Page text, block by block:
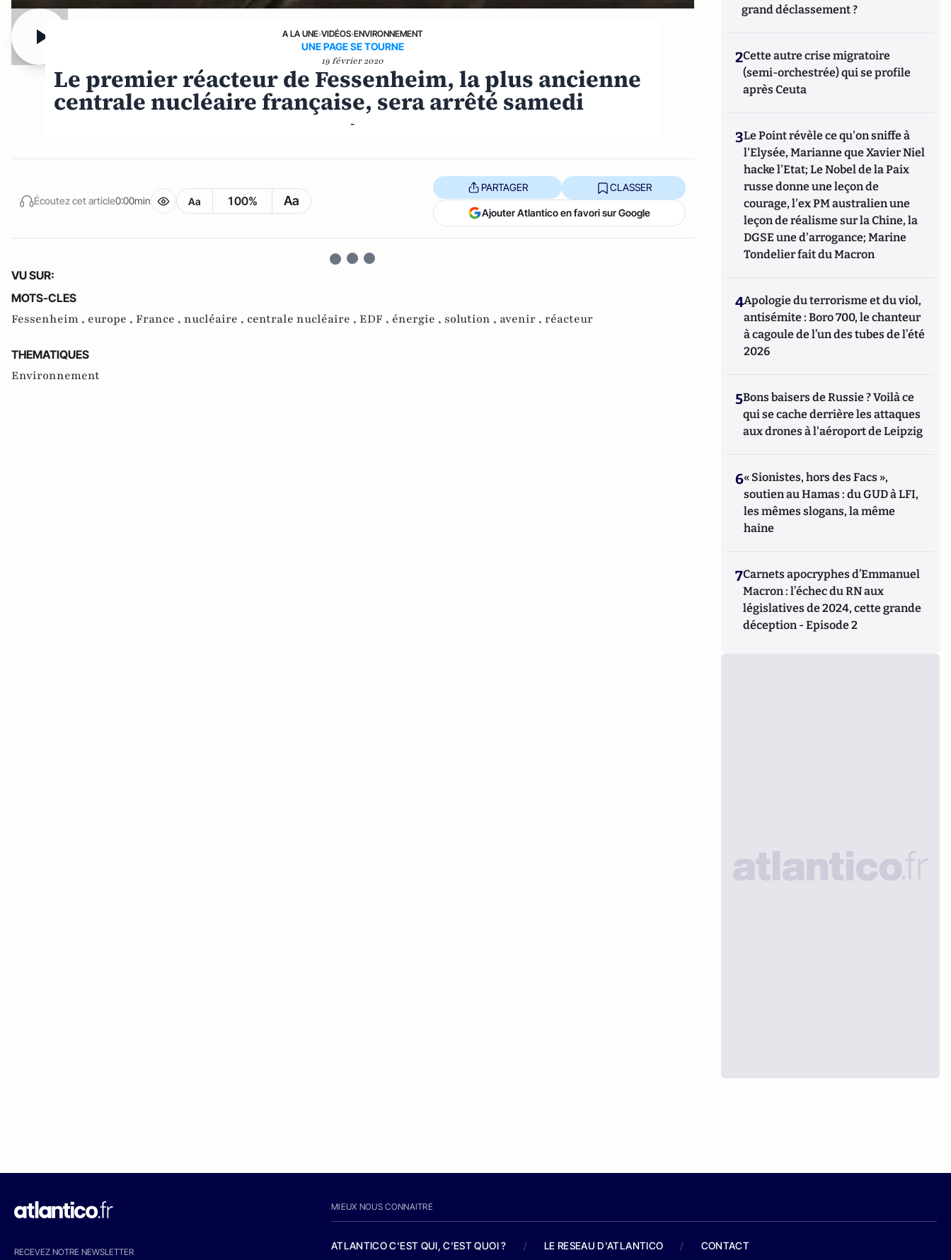
A LA UNE›VIDÉOS›ENVIRONNEMENT
UNE PAGE SE TOURNE
19 février 2020
Le premier réacteur de Fessenheim, la plus ancienne
centrale nucléaire française, sera arrêté samedi
-
Écoutez cet article0:00min Aa 100% Aa
PARTAGER CLASSER
Ajouter Atlantico en favori sur Google
VU SUR:
MOTS-CLES
Fessenheim , europe , France , nucléaire , centrale nucléaire , EDF , énergie , solution , avenir , réacteur
THEMATIQUES
Environnement
grand déclassement ?
2Cette autre crise migratoire
(semi-orchestrée) qui se profile
après Ceuta
3Le Point révèle ce qu'on sniffe à
l'Elysée, Marianne que Xavier Niel
hacke l'Etat; Le Nobel de la Paix
russe donne une leçon de
courage, l'ex PM australien une
leçon de réalisme sur la Chine, la
DGSE une d'arrogance; Marine
Tondelier fait du Macron
4Apologie du terrorisme et du viol,
antisémite : Boro 700, le chanteur
à cagoule de l’un des tubes de l’été
2026
5Bons baisers de Russie ? Voilà ce
qui se cache derrière les attaques
aux drones à l'aéroport de Leipzig
6« Sionistes, hors des Facs »,
soutien au Hamas : du GUD à LFI,
les mêmes slogans, la même
haine
7Carnets apocryphes d’Emmanuel
Macron : l’échec du RN aux
législatives de 2024, cette grande
déception - Episode 2
RECEVEZ NOTRE NEWSLETTER
MIEUX NOUS CONNAITRE
ATLANTICO C'EST QUI, C'EST QUOI ? / LE RESEAU D'ATLANTICO / CONTACT